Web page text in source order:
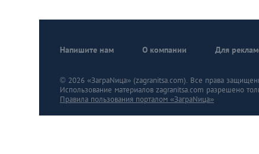
Напишите нам О компании Для
© 2026 «ЗаграNица» (zagranitsa.com). Все права
Использование материалов zagranitsa.com разрешено
Правила пользования порталом «ЗаграNица»